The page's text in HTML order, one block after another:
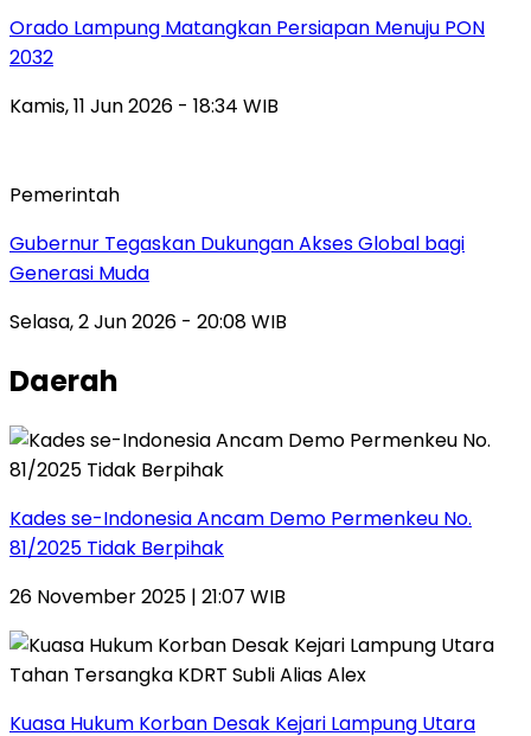
Orado Lampung Matangkan Persiapan Menuju PON
2032
Kamis, 11 Jun 2026 - 18:34 WIB
Pemerintah
Gubernur Tegaskan Dukungan Akses Global bagi
Generasi Muda
Selasa, 2 Jun 2026 - 20:08 WIB
Daerah
Kades se-Indonesia Ancam Demo Permenkeu No.
81/2025 Tidak Berpihak
26 November 2025 | 21:07 WIB
Kuasa Hukum Korban Desak Kejari Lampung Utara